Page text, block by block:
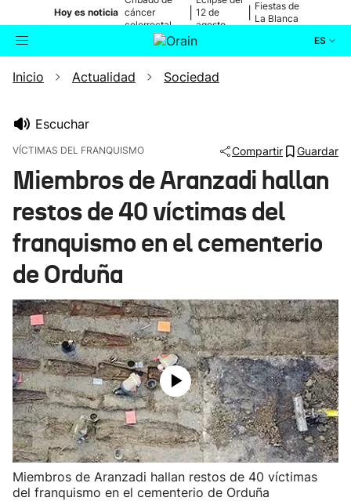
Hoy es noticia cáncer
colorrectal
12 de
agosto
Fiestas de
La Blanca
ES
Buscador Actualidad
Ikusmiran
Eguraldia
Inicio Actualidad Sociedad
Escuchar
VÍCTIMAS DEL FRANQUISMO Compartir Guardar
Miembros de Aranzadi hallan
restos de 40 víctimas del
franquismo en el cementerio
de Orduña
Miembros de Aranzadi hallan restos de 40 víctimas
del franquismo en el cementerio de Orduña